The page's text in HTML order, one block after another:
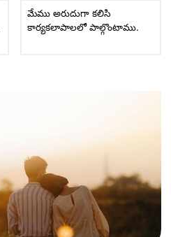
మేము అరుదుగా కలిసి
కార్యకలాపాలలో పాల్గొంటాము.